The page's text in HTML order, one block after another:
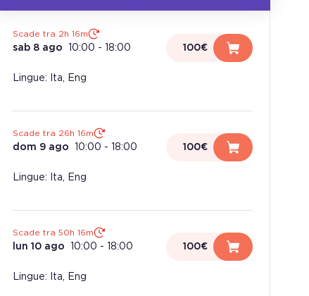
Scade tra 2h 16m
sab 8 ago 10:00 - 18:00 100€
Lingue: Ita, Eng
Scade tra 26h 16m
dom 9 ago 10:00 - 18:00 100€
Lingue: Ita, Eng
Scade tra 50h 16m
lun 10 ago 10:00 - 18:00 100€
Lingue: Ita, Eng